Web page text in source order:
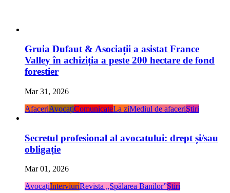
Gruia Dufaut & Asociații a asistat France
Valley în achiziția a peste 200 hectare de fond
forestier
Mar 31, 2026
AfaceriAvocațiComunicateLa ziMediul de afaceriŞtiri
Secretul profesional al avocatului: drept și/sau
obligație
Mar 01, 2026
AvocațiInterviuriRevista „Spălarea Banilor”Ştiri